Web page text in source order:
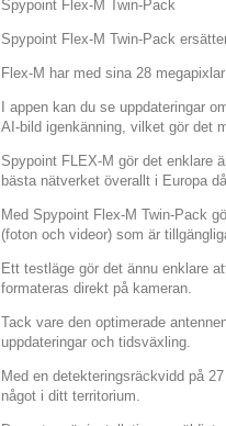
Spypoint Flex-M Twin-Pack
Spypoint Flex-M Twin-Pack
Flex-M har med sina 28
I appen kan du se uppdateringar
AI-bild igenkänning, vilket gör det
Spypoint FLEX-M gör det enklare
bästa nätverket överallt i Europa
Med Spypoint Flex-M Twin-Pack
(foton och videor) som är
Ett testläge gör det ännu enklare
formateras direkt på kameran.
Tack vare den optimerade
uppdateringar och tidsväxling.
Med en detekteringsräckvidd på
något i ditt territorium.